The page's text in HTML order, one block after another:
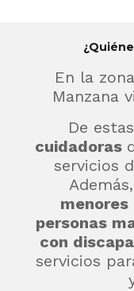
En la
Manzana
De
cuidadoras
servicios
Además,
menores
personas
con
servicios